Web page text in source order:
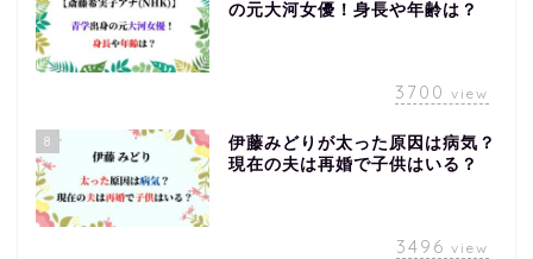
の元大河女優！身長や年齢は？
3700 view
8
伊藤みどりが太った原因は病気？
現在の夫は再婚で子供はいる？
3496 view